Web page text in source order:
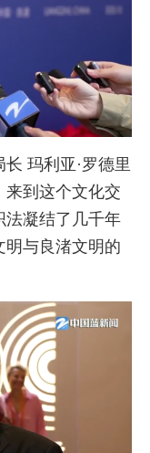
玛利亚·罗德里
来到这个文化交
法凝结了几千年
明与良渚文明的